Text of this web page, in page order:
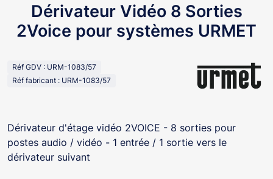
Dérivateur Vidéo 8 Sorties
2Voice pour systèmes URMET
Réf GDV : URM-1083/57
Réf fabricant : URM-1083/57
Dérivateur d'étage vidéo 2VOICE - 8 sorties pour
postes audio / vidéo - 1 entrée / 1 sortie vers le
dérivateur suivant